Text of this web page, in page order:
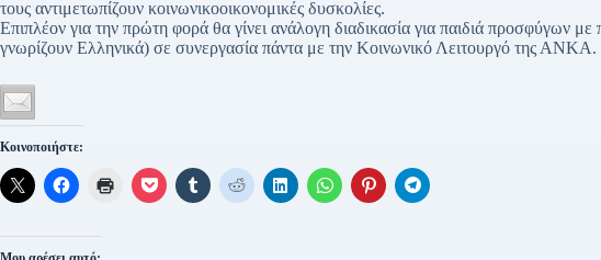
τους αντιμετωπίζουν κοινωνικοοικονομικές δυσκολίες.
Επιπλέον για την πρώτη φορά θα γίνει ανάλογη διαδικασία για παιδιά προσφύγων
γνωρίζουν Ελληνικά) σε συνεργασία πάντα με την Κοινωνικό Λειτουργό της ΑΝΚΑ.
Κοινοποιήστε: